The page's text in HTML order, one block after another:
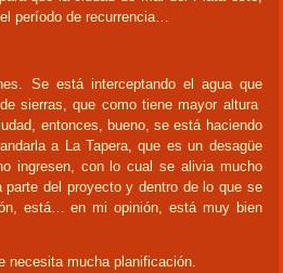
período de recurrencia…
Se está interceptando el agua que
sierras, que como tiene mayor altura
entonces, bueno, se está haciendo
a La Tapera, que es un desagüe
ingresen, con lo cual se alivia mucho
del proyecto y dentro de lo que se
está… en mi opinión, está muy bien
necesita mucha planificación.